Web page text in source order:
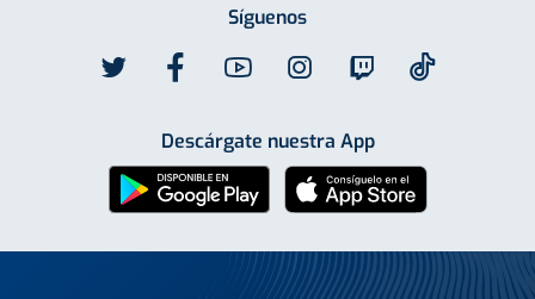
Síguenos
Descárgate nuestra App